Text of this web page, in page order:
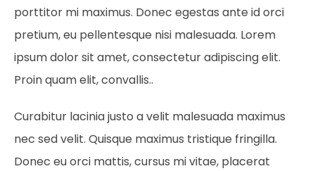
porttitor mi maximus. Donec egestas ante id orci
pretium, eu pellentesque nisi malesuada. Lorem
ipsum dolor sit amet, consectetur adipiscing elit.
Proin quam elit, convallis..
Curabitur lacinia justo a velit malesuada maximus
nec sed velit. Quisque maximus tristique fringilla.
Donec eu orci mattis, cursus mi vitae, placerat